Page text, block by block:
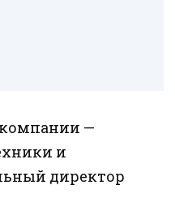
—
и
директор